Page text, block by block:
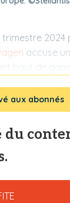
accuse
haut de
aux abonnés